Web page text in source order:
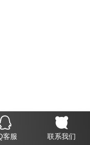
客服 联系我们